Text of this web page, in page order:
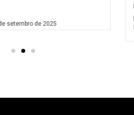
varejistas de moda do país atua